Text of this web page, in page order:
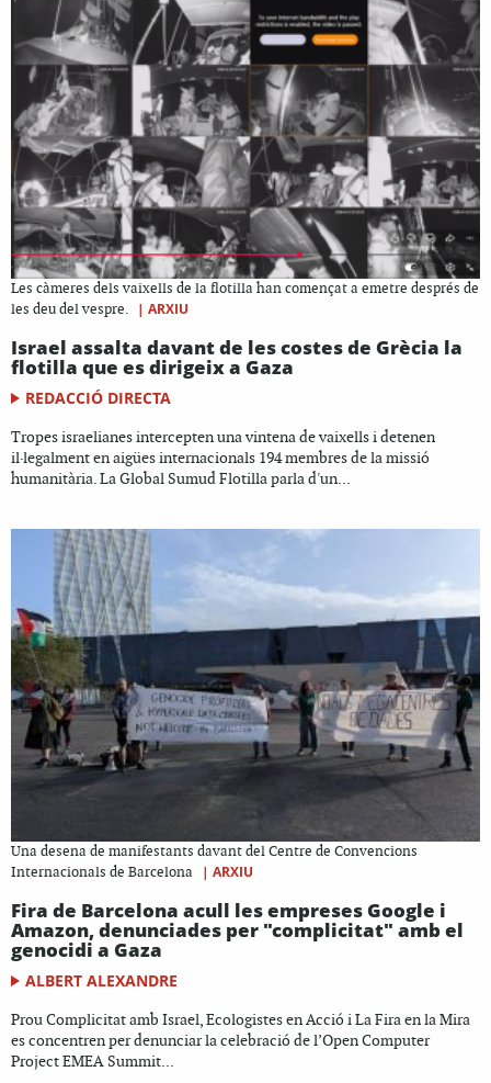
Les càmeres dels vaixells de la flotilla han començat a emetre després de
les deu del vespre.
| ARXIU
Israel assalta davant de les costes de Grècia la
flotilla que es dirigeix a Gaza
REDACCIÓ DIRECTA
Tropes israelianes intercepten una vintena de vaixells i detenen
il·legalment en aigües internacionals 194 membres de la missió
humanitària. La Global Sumud Flotilla parla d'un...
Una desena de manifestants davant del Centre de Convencions
Internacionals de Barcelona
| ARXIU
Fira de Barcelona acull les empreses Google i
Amazon, denunciades per "complicitat" amb el
genocidi a Gaza
ALBERT ALEXANDRE
Prou Complicitat amb Israel, Ecologistes en Acció i La Fira en la Mira
es concentren per denunciar la celebració de l’Open Computer
Project EMEA Summit...